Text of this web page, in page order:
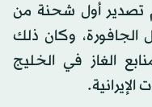
تصدير أول شحنة من
الجافورة، وكان ذلك
الغاز في الخليج
الإيرانية.